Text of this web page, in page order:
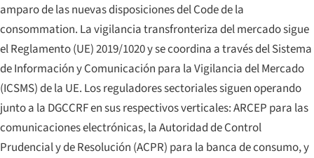
amparo de las nuevas disposiciones del Code de la
consommation. La vigilancia transfronteriza del mercado sigue
el Reglamento (UE) 2019/1020 y se coordina a través del Sistema
de Información y Comunicación para la Vigilancia del Mercado
(ICSMS) de la UE. Los reguladores sectoriales siguen operando
junto a la DGCCRF en sus respectivos verticales: ARCEP para las
comunicaciones electrónicas, la Autoridad de Control
Prudencial y de Resolución (ACPR) para la banca de consumo, y